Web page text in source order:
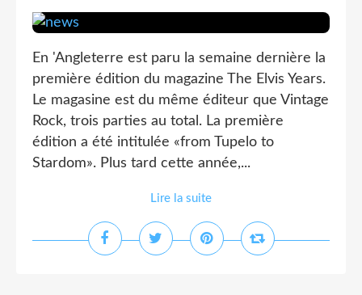
En 'Angleterre est paru la semaine dernière la
première édition du magazine The Elvis Years.
Le magasine est du même éditeur que Vintage
Rock, trois parties au total. La première
édition a été intitulée «from Tupelo to
Stardom». Plus tard cette année,...
Lire la suite